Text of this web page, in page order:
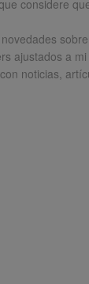
considere
ajustados a
noticias,